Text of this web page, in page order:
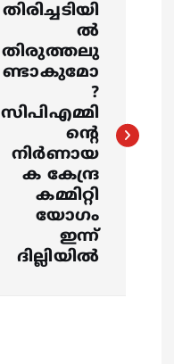
തിരിച്ചടിയി
ൽ
തിരുത്തലു
ണ്ടാകുമോ
?
സിപിഎമ്മി
ന്‍റെ
നിര്‍ണായ
ക കേന്ദ്ര
കമ്മിറ്റി
യോഗം
ഇന്ന്
ദില്ലിയിൽ